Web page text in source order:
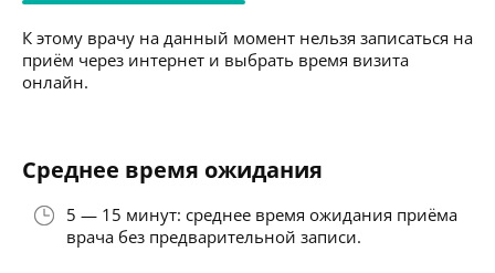
К этому врачу на данный момент нельзя записаться на
приём через интернет и выбрать время визита
онлайн.
Среднее время ожидания
5 — 15 минут: среднее время ожидания приёма
врача без предварительной записи.